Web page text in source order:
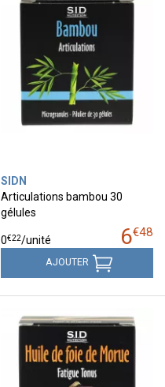
SIDN
Articulations bambou 30
gélules
6€48
0€22/unité
AJOUTER